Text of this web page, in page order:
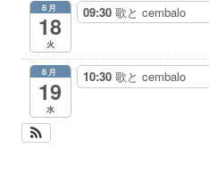
8月
18
火
09:30 歌と cembalo
8月
19
水
10:30 歌と cembalo